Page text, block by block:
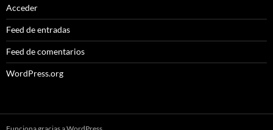
Acceder
Feed de entradas
Feed de comentarios
WordPress.org